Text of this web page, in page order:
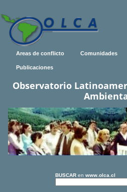
Areas de conflicto Comunidades
Publicaciones
Observatorio
BUSCAR en www.olca.cl